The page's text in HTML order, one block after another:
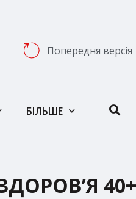
Попередня версія
БІЛЬШЕ